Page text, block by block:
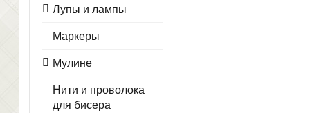
Лупы и лампы
Маркеры
Мулине
Нити и проволока
для бисера